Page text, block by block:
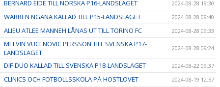
BERNARD EIDE TILL NORSKA P16-LANDSLAGET 2024-08-28 19:30
WARREN NGANA KALLAD TILL P15-LANDSLAGET 2024-08-28 09:40
ALIEU ATLEE MANNEH LÅNAS UT TILL TORINO FC 2024-08-28 09:33
MELVIN VUCENOVIC PERSSON TILL SVENSKA P17-
LANDSLAGET
2024-08-28 09:24
DIF-DUO KALLAD TILL SVENSKA P18-LANDSLAGET 2024-08-22 09:37
CLINICS OCH FOTBOLLSSKOLA PÅ HÖSTLOVET 2024-08-19 12:57